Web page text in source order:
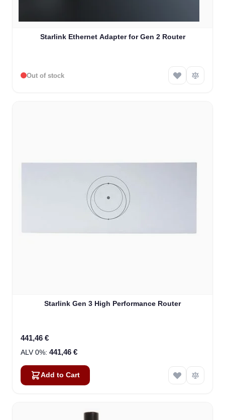
Starlink Ethernet Adapter for Gen 2 Router
Out of stock
Starlink Gen 3 High Performance Router
441,46 €
441,46 €
Add to Cart